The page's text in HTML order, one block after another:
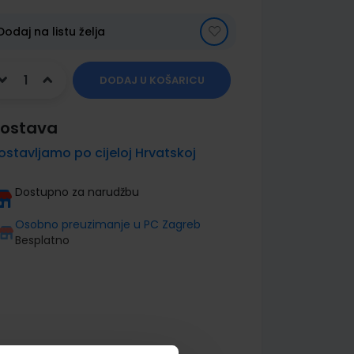
na listu želja
DODAJ U KOŠARICU
po cijeloj Hrvatskoj
Dostupno za narudžbu
Osobno preuzimanje u PC Zagreb
Besplatno